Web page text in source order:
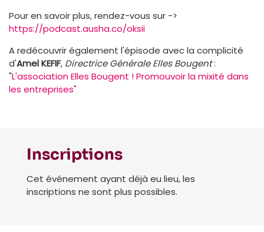
Pour en savoir plus, rendez-vous sur ->
https://podcast.ausha.co/oksii
A redécouvrir également l'épisode avec la complicité
d'Amel KEFIF, Directrice Générale Elles Bougent:
"L'association Elles Bougent ! Promouvoir la mixité dans
les entreprises"
Inscriptions
Cet événement ayant déjà eu lieu, les
inscriptions ne sont plus possibles.